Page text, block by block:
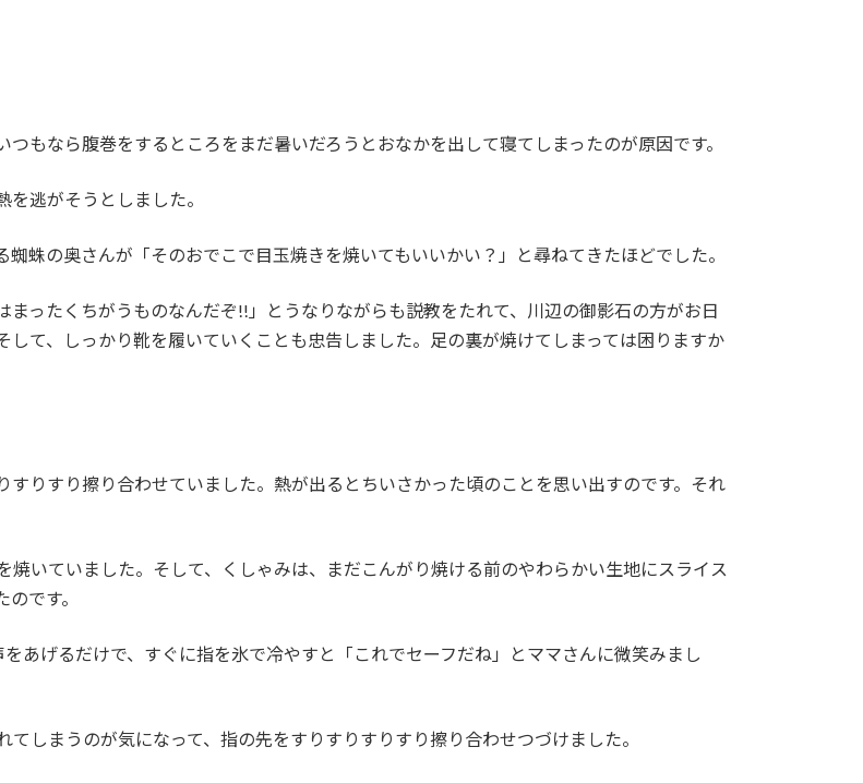
もなら腹巻をするところをまだ暑いだろうとおなかを出して寝てしまったのが原因です。
逃がそうとしました。
蛛の奥さんが「そのおでこで目玉焼きを焼いてもいいかい？」と尋ねてきたほどでした。
ったくちがうものなんだぞ!!」とうなりながらも説教をたれて、川辺の御影石の方がお日
て、しっかり靴を履いていくことも忠告しました。足の裏が焼けてしまっては困りますか
りすり擦り合わせていました。熱が出るとちいさかった頃のことを思い出すのです。それ
いていました。そして、くしゃみは、まだこんがり焼ける前のやわらかい生地にスライス
です。
あげるだけで、すぐに指を氷で冷やすと「これでセーフだね」とママさんに微笑みまし
しまうのが気になって、指の先をすりすりすりすり擦り合わせつづけました。